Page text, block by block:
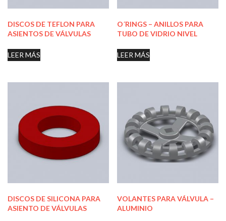
DISCOS DE TEFLON PARA
ASIENTOS DE VÁLVULAS
LEER MÁS
O´RINGS – ANILLOS PARA
TUBO DE VIDRIO NIVEL
LEER MÁS
DISCOS DE SILICONA PARA
ASIENTO DE VÁLVULAS
VOLANTES PARA VÁLVULA –
ALUMINIO